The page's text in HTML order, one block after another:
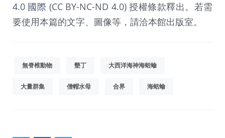
4.0 國際 (CC BY-NC-ND 4.0) 授權條款釋出。若需
要使用本篇的文字、圖像等，請洽本館出版室。
無脊椎動物 墾丁 大西洋海神海蛞蝓
大量群集 僧帽水母 合界 海蛞蝓